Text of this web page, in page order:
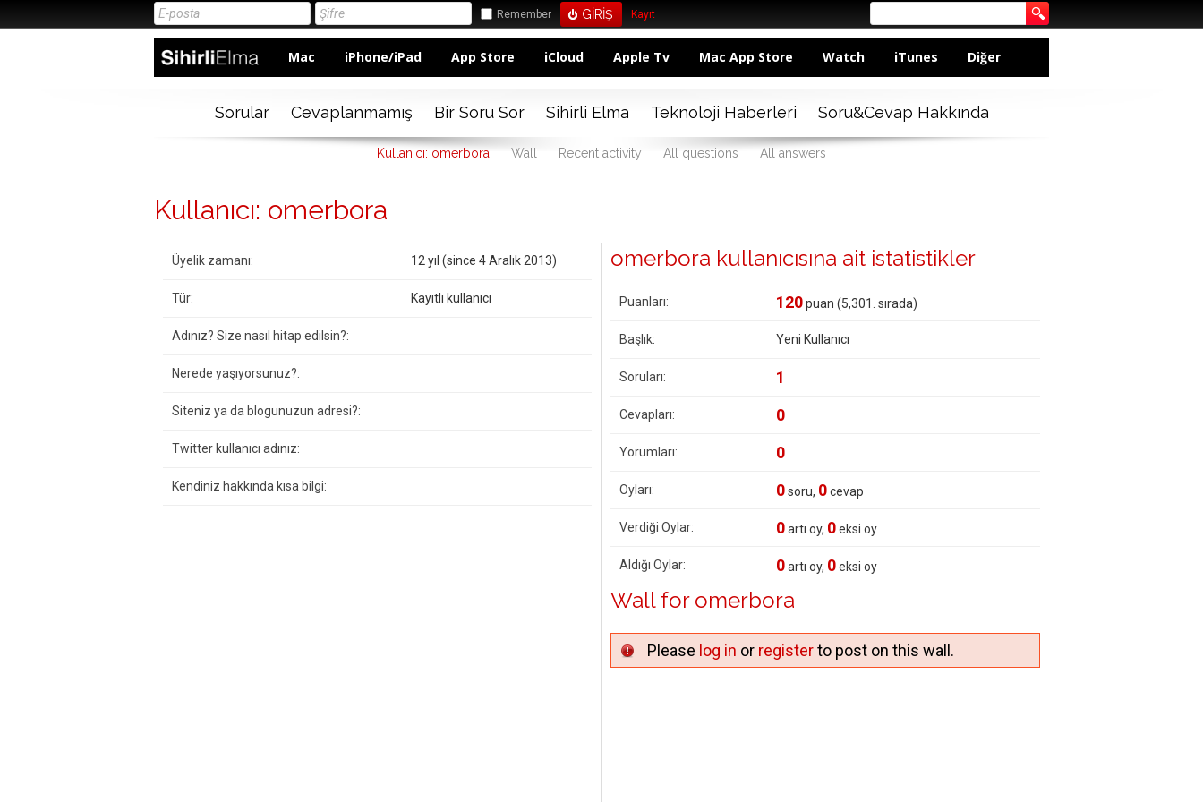
Remember Kayıt
Mac iPhone/iPad App Store iCloud Apple Tv Mac App Store Watch iTunes Diğer
Sorular Cevaplanmamış Bir Soru Sor Sihirli Elma Teknoloji Haberleri Soru&Cevap Hakkında
Kullanıcı: omerbora Wall Recent activity All questions All answers
Kullanıcı: omerbora
Üyelik zamanı: 12 yıl (since 4 Aralık 2013)
Tür: Kayıtlı kullanıcı
Adınız? Size nasıl hitap edilsin?:
Nerede yaşıyorsunuz?:
Siteniz ya da blogunuzun adresi?:
Twitter kullanıcı adınız:
Kendiniz hakkında kısa bilgi:
omerbora kullanıcısına ait istatistikler
Puanları: 120puan (5,301 . sırada)
Başlık: Yeni Kullanıcı
Soruları: 1
Cevapları: 0
Yorumları: 0
Oyları: 0soru, 0cevap
Verdiği Oylar: 0artı oy, 0eksi oy
Aldığı Oylar: 0artı oy, 0eksi oy
Wall for omerbora
Please log in or registerto post on this wall.